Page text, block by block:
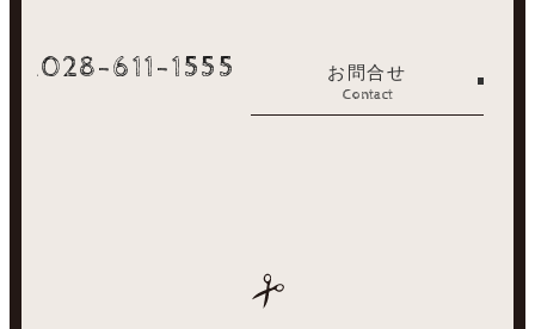
028-611-1555 お問合せ
Contact